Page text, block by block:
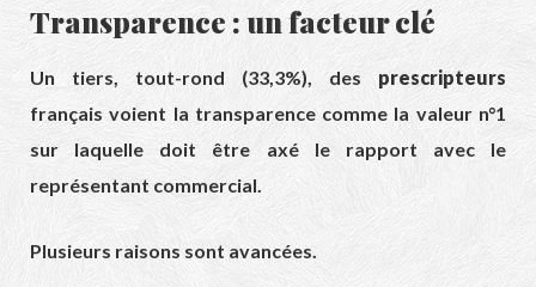
Transparence : un facteur clé
Un tiers, tout-rond (33,3%), des prescripteurs
français voient la transparence comme la valeur n°1
sur laquelle doit être axé le rapport avec le
représentant commercial.
Plusieurs raisons sont avancées.